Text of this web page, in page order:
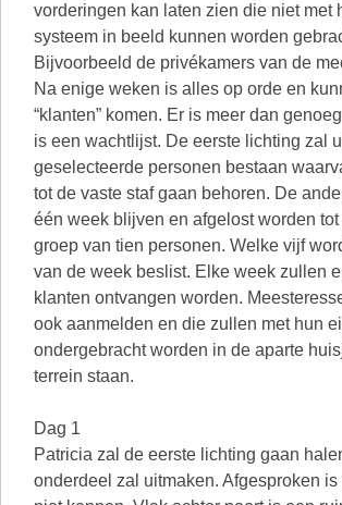
vorderingen kan laten zien die niet met
systeem in beeld kunnen worden
Bijvoorbeeld de privékamers van de
Na enige weken is alles op orde en
“klanten” komen. Er is meer dan
is een wachtlijst. De eerste lichting zal
geselecteerde personen bestaan
tot de vaste staf gaan behoren. De
één week blijven en afgelost worden
groep van tien personen. Welke vijf
van de week beslist. Elke week zullen
klanten ontvangen worden.
ook aanmelden en die zullen met hun
ondergebracht worden in de aparte
terrein staan.
Dag 1
Patricia zal de eerste lichting gaan
onderdeel zal uitmaken. Afgesproken